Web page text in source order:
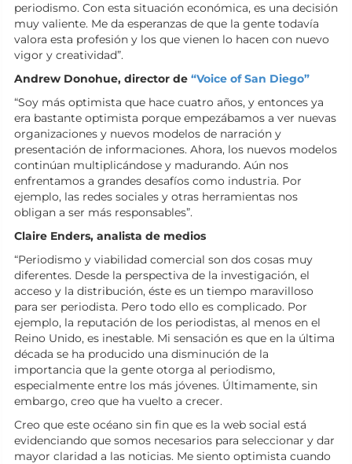
periodismo. Con esta situación económica, es una decisión
muy valiente. Me da esperanzas de que la gente todavía
valora esta profesión y los que vienen lo hacen con nuevo
vigor y creatividad”.
Andrew Donohue, director de “Voice of San Diego”
“Soy más optimista que hace cuatro años, y entonces ya
era bastante optimista porque empezábamos a ver nuevas
organizaciones y nuevos modelos de narración y
presentación de informaciones. Ahora, los nuevos modelos
continúan multiplicándose y madurando. Aún nos
enfrentamos a grandes desafíos como industria. Por
ejemplo, las redes sociales y otras herramientas nos
obligan a ser más responsables”.
Claire Enders, analista de medios
“Periodismo y viabilidad comercial son dos cosas muy
diferentes. Desde la perspectiva de la investigación, el
acceso y la distribución, éste es un tiempo maravilloso
para ser periodista. Pero todo ello es complicado. Por
ejemplo, la reputación de los periodistas, al menos en el
Reino Unido, es inestable. Mi sensación es que en la última
década se ha producido una disminución de la
importancia que la gente otorga al periodismo,
especialmente entre los más jóvenes. Últimamente, sin
embargo, creo que ha vuelto a crecer.
Creo que este océano sin fin que es la web social está
evidenciando que somos necesarios para seleccionar y dar
mayor claridad a las noticias. Me siento optimista cuando